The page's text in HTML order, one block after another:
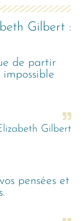
Gilbert :
de partir
Gilbert
pensées et